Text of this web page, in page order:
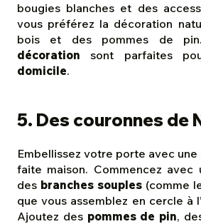
bougies blanches et des
vous préférez la décoration
bois et des pommes de
décoration sont parfaites
domicile.
5. Des couronnes de
Embellissez votre porte avec une
faite maison. Commencez avec
des branches souples(comme
que vous assemblez en cercle à
Ajoutez des pommes de pin,